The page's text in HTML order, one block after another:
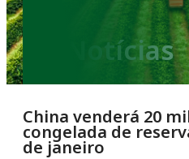
Notícias
China venderá 20
congelada de
de janeiro